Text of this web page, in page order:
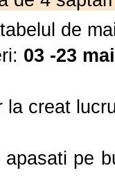
de
03 -23
la creat
apasati pe